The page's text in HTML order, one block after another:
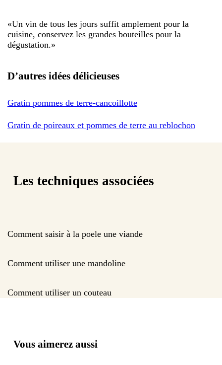
«Un vin de tous les jours suffit amplement pour la
cuisine, conservez les grandes bouteilles pour la
dégustation.»
D’autres idées délicieuses
Gratin pommes de terre-cancoillotte
Gratin de poireaux et pommes de terre au reblochon
Les techniques associées
Comment saisir à la poele une viande
Comment utiliser une mandoline
Comment utiliser un couteau
Vous aimerez aussi